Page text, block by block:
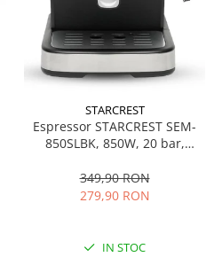
STARCREST
Espressor STARCREST SEM-
850SLBK, 850W, 20 bar,
dispozitiv spumare, filtru
dublu din inox, Negru/Inox
349,90 RON
279,90 RON
IN STOC